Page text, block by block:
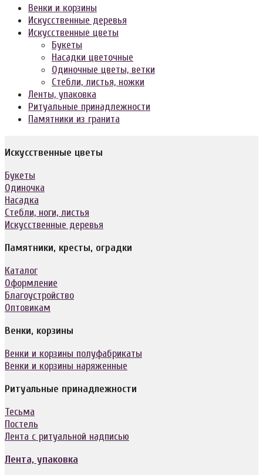
Венки и корзины
Искусственные деревья
Искусственные цветы
Букеты
Насадки цветочные
Одиночные цветы, ветки
Стебли, листья, ножки
Ленты, упаковка
Ритуальные принадлежности
Памятники из гранита
Искусственные цветы
Букеты
Одиночка
Насадка
Стебли, ноги, листья
Искусственные деревья
Памятники, кресты, оградки
Каталог
Оформление
Благоустройство
Оптовикам
Венки, корзины
Венки и корзины полуфабрикаты
Венки и корзины наряженные
Ритуальные принадлежности
Тесьма
Постель
Лента с ритуальной надписью
Лента, упаковка